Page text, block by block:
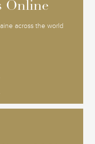
Online
across the world
Online